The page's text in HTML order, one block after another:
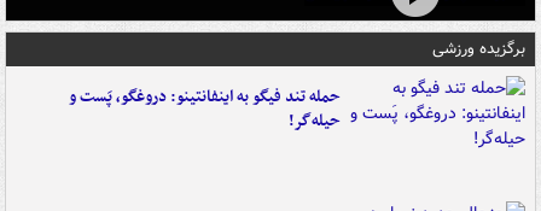
برگزیده ورزشی
حمله تند فیگو به اینفانتینو: دروغگو، پَست‌ و
حیله‌گر!